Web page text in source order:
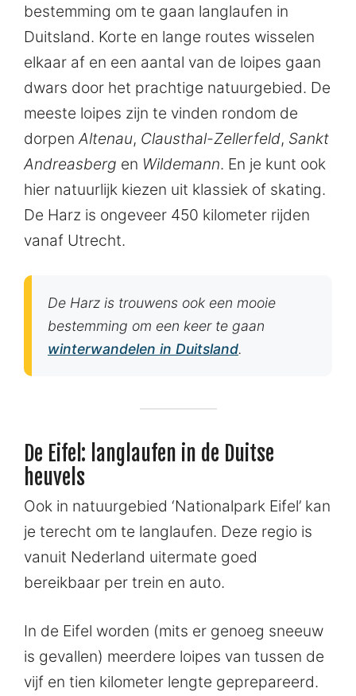
bestemming om te gaan langlaufen in
Duitsland. Korte en lange routes wisselen
elkaar af en een aantal van de loipes gaan
dwars door het prachtige natuurgebied. De
meeste loipes zijn te vinden rondom de
dorpen Altenau, Clausthal-Zellerfeld, Sankt
Andreasberg en Wildemann. En je kunt ook
hier natuurlijk kiezen uit klassiek of skating.
De Harz is ongeveer 450 kilometer rijden
vanaf Utrecht.
De Harz is trouwens ook een mooie
bestemming om een keer te gaan
winterwandelen in Duitsland.
De Eifel: langlaufen in de Duitse
heuvels
Ook in natuurgebied ‘Nationalpark Eifel’ kan
je terecht om te langlaufen. Deze regio is
vanuit Nederland uitermate goed
bereikbaar per trein en auto.
In de Eifel worden (mits er genoeg sneeuw
is gevallen) meerdere loipes van tussen de
vijf en tien kilometer lengte geprepareerd.